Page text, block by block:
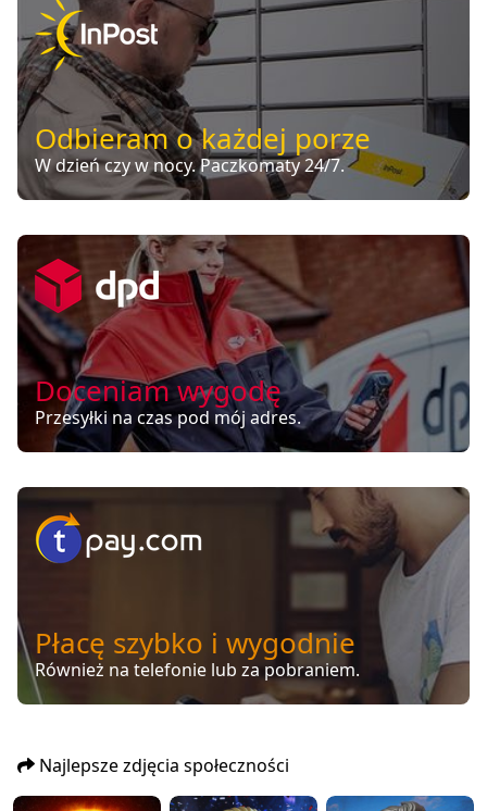
Odbieram o każdej porze
W dzień czy w nocy. Paczkomaty 24/7.
Doceniam wygodę
Przesyłki na czas pod mój adres.
Płacę szybko i wygodnie
Również na telefonie lub za pobraniem.
Najlepsze zdjęcia społeczności